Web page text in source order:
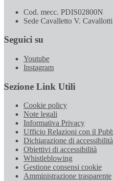
Cod. mecc. PDIS02800N
Sede Cavalletto V.
Seguici su
Youtube
Instagram
Sezione Link Utili
Cookie policy
Note legali
Informativa Privacy
Ufficio Relazioni con il
Dichiarazione di accessibilità
Obiettivi di accessibilità
Whistleblowing
Gestione consensi cookie
Amministrazione trasparente